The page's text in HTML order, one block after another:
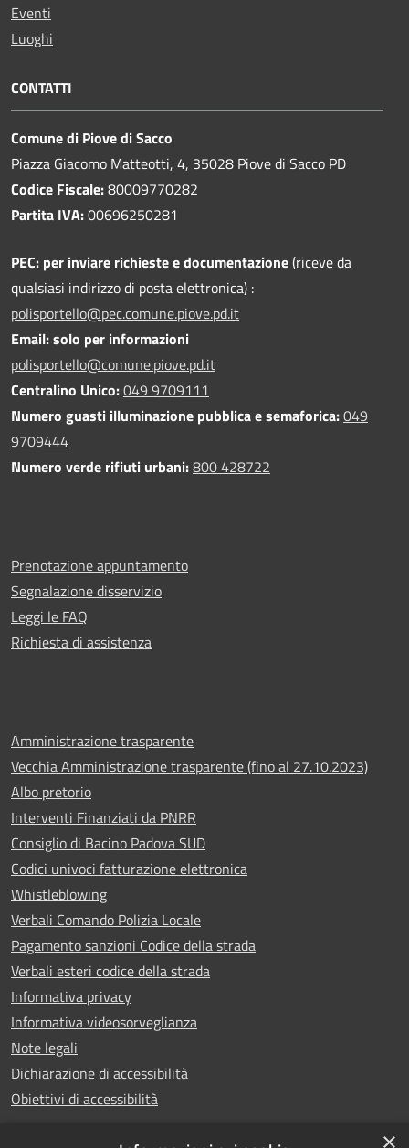
Eventi
Luoghi
CONTATTI
Comune di Piove di Sacco
Piazza Giacomo Matteotti, 4, 35028 Piove di Sacco PD
Codice Fiscale:80009770282
Partita IVA:00696250281
PEC: per inviare richieste e documentazione(riceve da
qualsiasi indirizzo di posta elettronica) :
polisportello@pec.comune.piove.pd.it
Email: solo per informazioni
polisportello@comune.piove.pd.it
Centralino Unico:049 9709111
Numero guasti illuminazione pubblica e semaforica:049
9709444
Numero verde rifiuti urbani:800 428722
Prenotazione appuntamento
Segnalazione disservizio
Leggi le FAQ
Richiesta di assistenza
Amministrazione trasparente
Vecchia Amministrazione trasparente (fino al 27.10.2023)
Albo pretorio
Interventi Finanziati da PNRR
Consiglio di Bacino Padova SUD
Codici univoci fatturazione elettronica
Whistleblowing
Verbali Comando Polizia Locale
Pagamento sanzioni Codice della strada
Verbali esteri codice della strada
Informativa privacy
Informativa videosorveglianza
Note legali
Dichiarazione di accessibilità
Obiettivi di accessibilità
×